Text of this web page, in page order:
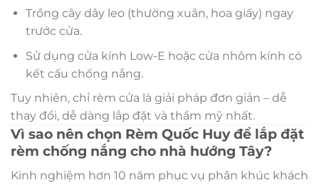
Trồng cây dây leo (thường xuân, hoa giấy) ngay
trước cửa.
Sử dụng cửa kính Low-E hoặc cửa nhôm kính có
kết cấu chống nắng.
Tuy nhiên, chỉ rèm cửa là giải pháp đơn giản – dễ
thay đổi, dễ dàng lắp đặt và thẩm mỹ nhất.
Vì sao nên chọn Rèm Quốc Huy để lắp đặt
rèm chống nắng cho nhà hướng Tây?
Kinh nghiệm hơn 10 năm phục vụ phân khúc khách